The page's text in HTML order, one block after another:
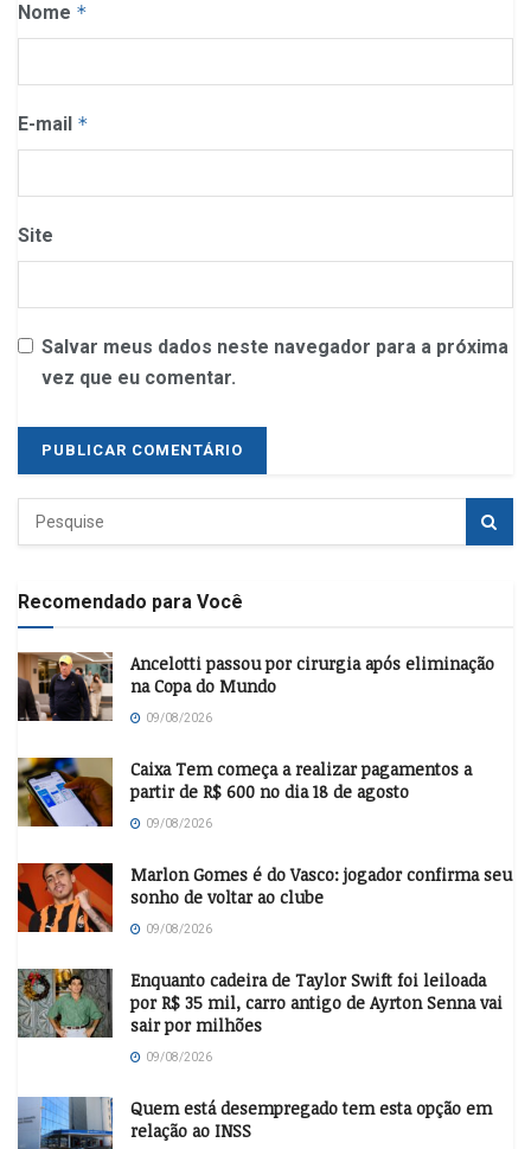
Nome *
E-mail *
Site
Salvar meus dados neste navegador para a próxima
vez que eu comentar.
Recomendado para Você
Ancelotti passou por cirurgia após eliminação
na Copa do Mundo
09/08/2026
Caixa Tem começa a realizar pagamentos a
partir de R$ 600 no dia 18 de agosto
09/08/2026
Marlon Gomes é do Vasco: jogador confirma seu
sonho de voltar ao clube
09/08/2026
Enquanto cadeira de Taylor Swift foi leiloada
por R$ 35 mil, carro antigo de Ayrton Senna vai
sair por milhões
09/08/2026
Quem está desempregado tem esta opção em
relação ao INSS